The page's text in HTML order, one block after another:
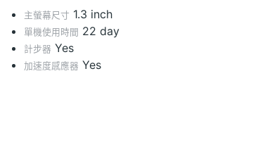
主螢幕尺寸 1.3 inch
單機使用時間 22 day
計步器 Yes
加速度感應器 Yes